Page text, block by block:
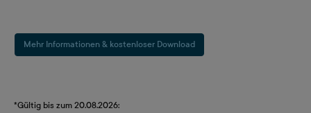
Mehr Informationen & kostenloser Download
*Gültig bis zum 20.08.2026: